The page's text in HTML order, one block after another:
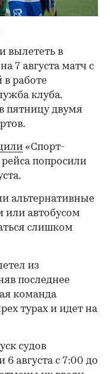
вылететь в
7 августа матч с
в работе
клуба.
пятницу двумя
«Спорт-
попросили
альтернативные
или автобусом
слишком
из
последнее
команда
турах и идет на
судов
6 августа с 7:00 до